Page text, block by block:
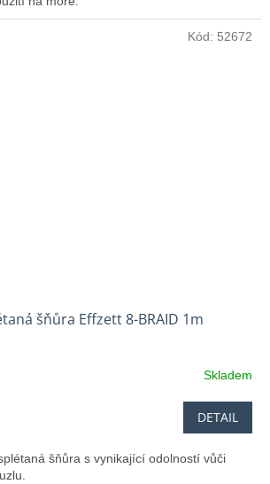
šňůra Effzett 8-BRAID 1m
Skladem
DETAIL
šňůra s vynikající odolností vůči
Kód: 52672